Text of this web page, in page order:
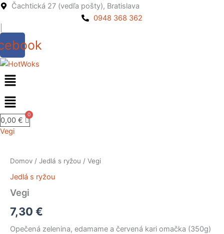
Preskočiť
Čachtická 27 (vedľa pošty), Bratislava
0948 368 362
Menu
0,00 €
Vegi
Domov / Jedlá s ryžou / Vegi
Jedlá s ryžou
Vegi
7,30 €
Opečená zelenina, edamame a červená kari omačka (350g)